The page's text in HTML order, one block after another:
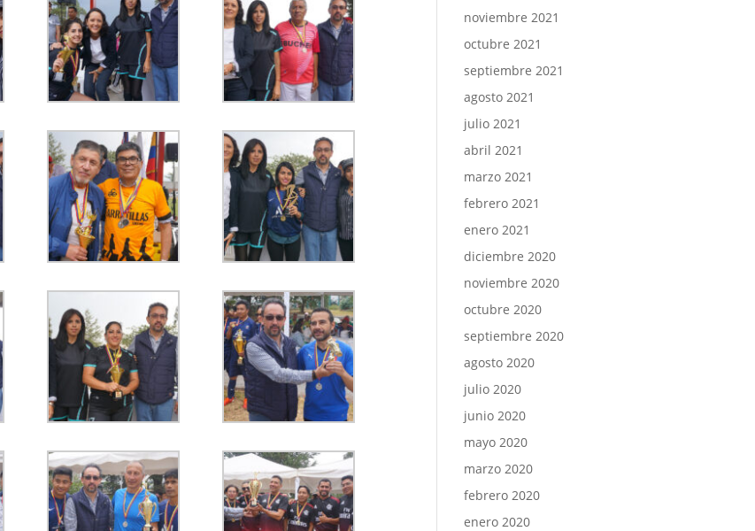
noviembre 2021
octubre 2021
septiembre 2021
agosto 2021
julio 2021
abril 2021
marzo 2021
febrero 2021
enero 2021
diciembre 2020
noviembre 2020
octubre 2020
septiembre 2020
agosto 2020
julio 2020
junio 2020
mayo 2020
marzo 2020
febrero 2020
enero 2020